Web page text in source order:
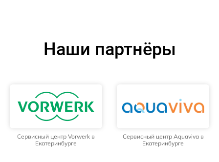
Наши партнёры
Сервисный центр Vorwerk в
Екатеринбурге
Сервисный центр Aquaviva в
Екатеринбурге